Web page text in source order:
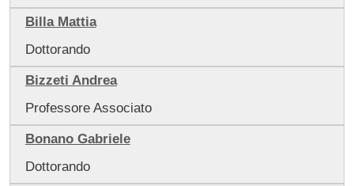
Billa Mattia
Dottorando
Bizzeti Andrea
Professore Associato
Bonano Gabriele
Dottorando